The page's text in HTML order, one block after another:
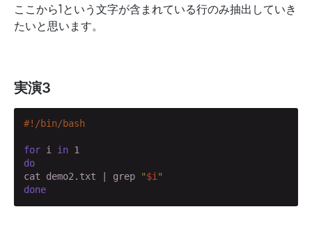
ここから1という文字が含まれている行のみ抽出していき
たいと思います。
実演3
#!/bin/bash
for i in
do
cat demo2.txt | grep
"$i "
done